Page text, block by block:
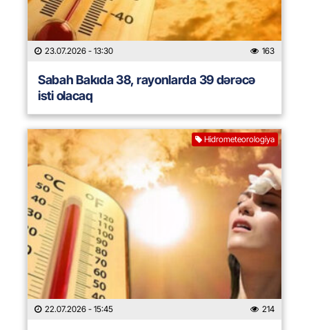
23.07.2026 - 13:30 163
Sabah Bakıda 38, rayonlarda 39 dərəcə
isti olacaq
Hidrometeorologiya
22.07.2026 - 15:45 214